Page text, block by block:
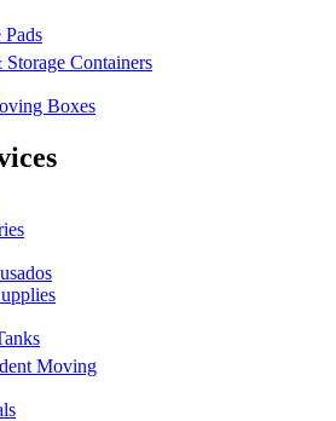
Containers
Boxes
Moving